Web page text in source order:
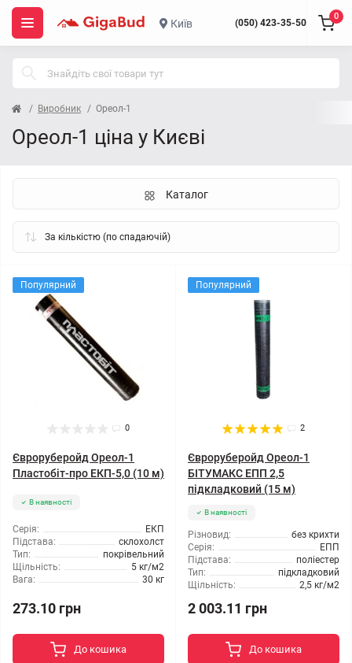
Київ (050) 423-35-50
0
Виробник Ореол-1
Ореол-1 ціна у Києві
Каталог
Популярний
0
Євроруберойд Ореол-1
Пластобіт-про ЕКП-5,0 (10 м)
В наявності
Серія:
ЕКП
Підстава:
склохолст
Тип:
покрівельний
Щільність:
5 кг/м2
Вага:
30 кг
273.10 грн
До кошика
Популярний
2
Євроруберойд Ореол-1
БІТУМАКС ЕПП 2,5
підкладковий (15 м)
В наявності
Різновид:
без крихти
Серія:
ЕПП
Підстава:
поліестер
Тип:
підкладковий
Щільність:
2,5 кг/м2
2 003.11 грн
До кошика